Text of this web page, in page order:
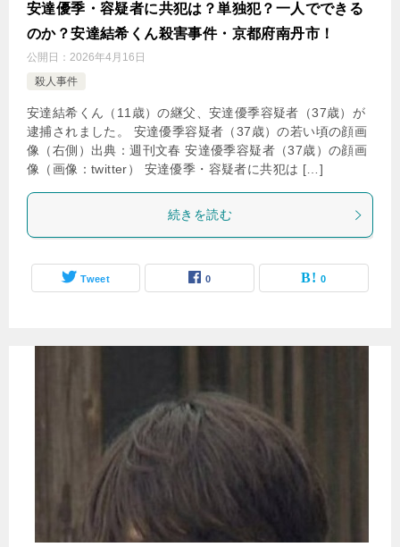
安達優季・容疑者に共犯は？単独犯？一人でできる
のか？安達結希くん殺害事件・京都府南丹市！
公開日： 2026年4月16日
殺人事件
安達結希くん（11歳）の継父、安達優季容疑者（37歳）が
逮捕されました。 安達優季容疑者（37歳）の若い頃の顔画
像（右側）出典：週刊文春 安達優季容疑者（37歳）の顔画
像（画像：twitter） 安達優季・容疑者に共犯は […]
続きを読む
Tweet 0 0